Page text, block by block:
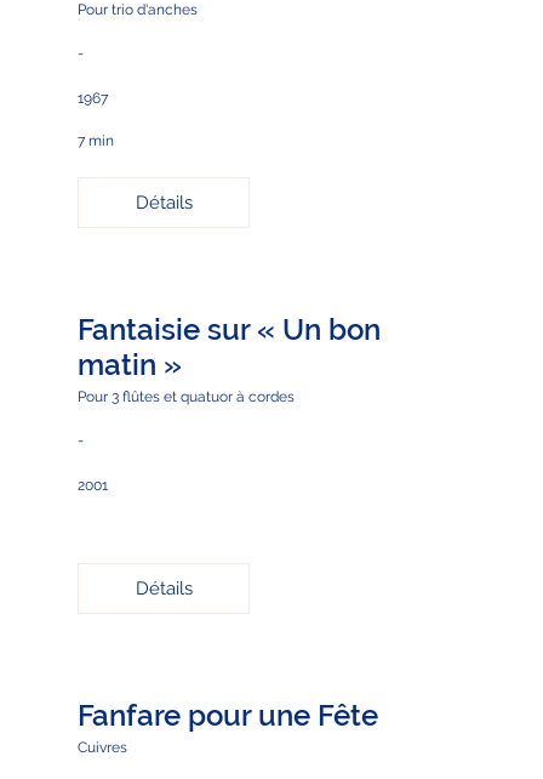
Pour trio d'anches
-
1967
7 min
Détails
Fantaisie sur « Un bon
matin »
Pour 3 flûtes et quatuor à cordes
-
2001
Détails
Fanfare pour une Fête
Cuivres